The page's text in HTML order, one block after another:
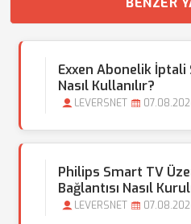
Exxen Abonelik İptali
Nasıl Kullanılır?
LEVERSNET
Philips Smart TV
Bağlantısı Nasıl
LEVERSNET